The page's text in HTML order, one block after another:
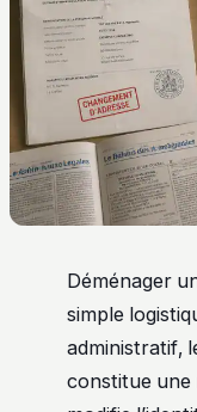
Déménager
simple
administratif,
constitue